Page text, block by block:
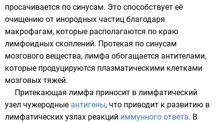
просачивается по синусам. Это способствует её
очищению от инородных частиц благодаря
макрофагам, которые располагаются по краю
лимфоидных скоплений. Протекая по синусам
мозгового вещества, лимфа обогащается антителами,
которые продуцируются плазматическими клетками
мозговых тяжей.
Притекающая лимфа приносит в лимфатический
узел чужеродные антигены, что приводит к развитию в
лимфатических узлах реакций иммунного ответа. В